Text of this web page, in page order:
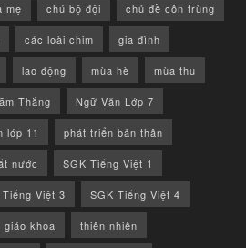
mẹ chú bộ đội chủ đề côn trùng
các loài chim gia đình
lao động mùa hè mùa thu
Thắng Ngữ Văn Lớp 7
lớp 11 phát triển bản thân
nước SGK Tiếng Việt 1
Tiếng Việt 3 SGK Tiếng Việt 4
giáo khoa thiên nhiên